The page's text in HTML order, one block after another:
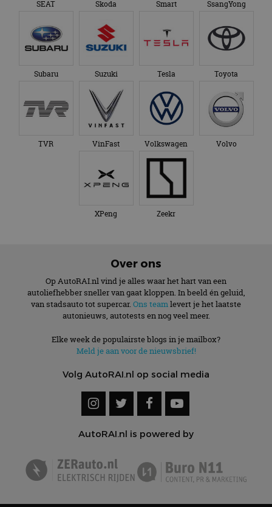
SEAT Skoda Smart SsangYong
Subaru Suzuki Tesla Toyota
TVR VinFast Volkswagen Volvo
XPeng Zeekr
Over ons
Op AutoRAI.nl vind je alles waar het hart van een
autoliefhebber sneller van gaat kloppen. In beeld én geluid,
van stadsauto tot supercar. Ons teamlevert je het laatste
autonieuws, autotests en nog veel meer.
Elke week de populairste blogs in je mailbox?
Meld je aan voor de nieuwsbrief!
Volg AutoRAI.nl op social media
AutoRAI.nl is powered by